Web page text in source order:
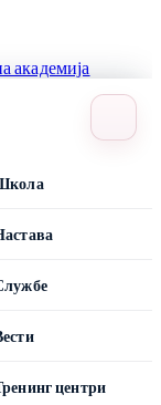
академија
центри